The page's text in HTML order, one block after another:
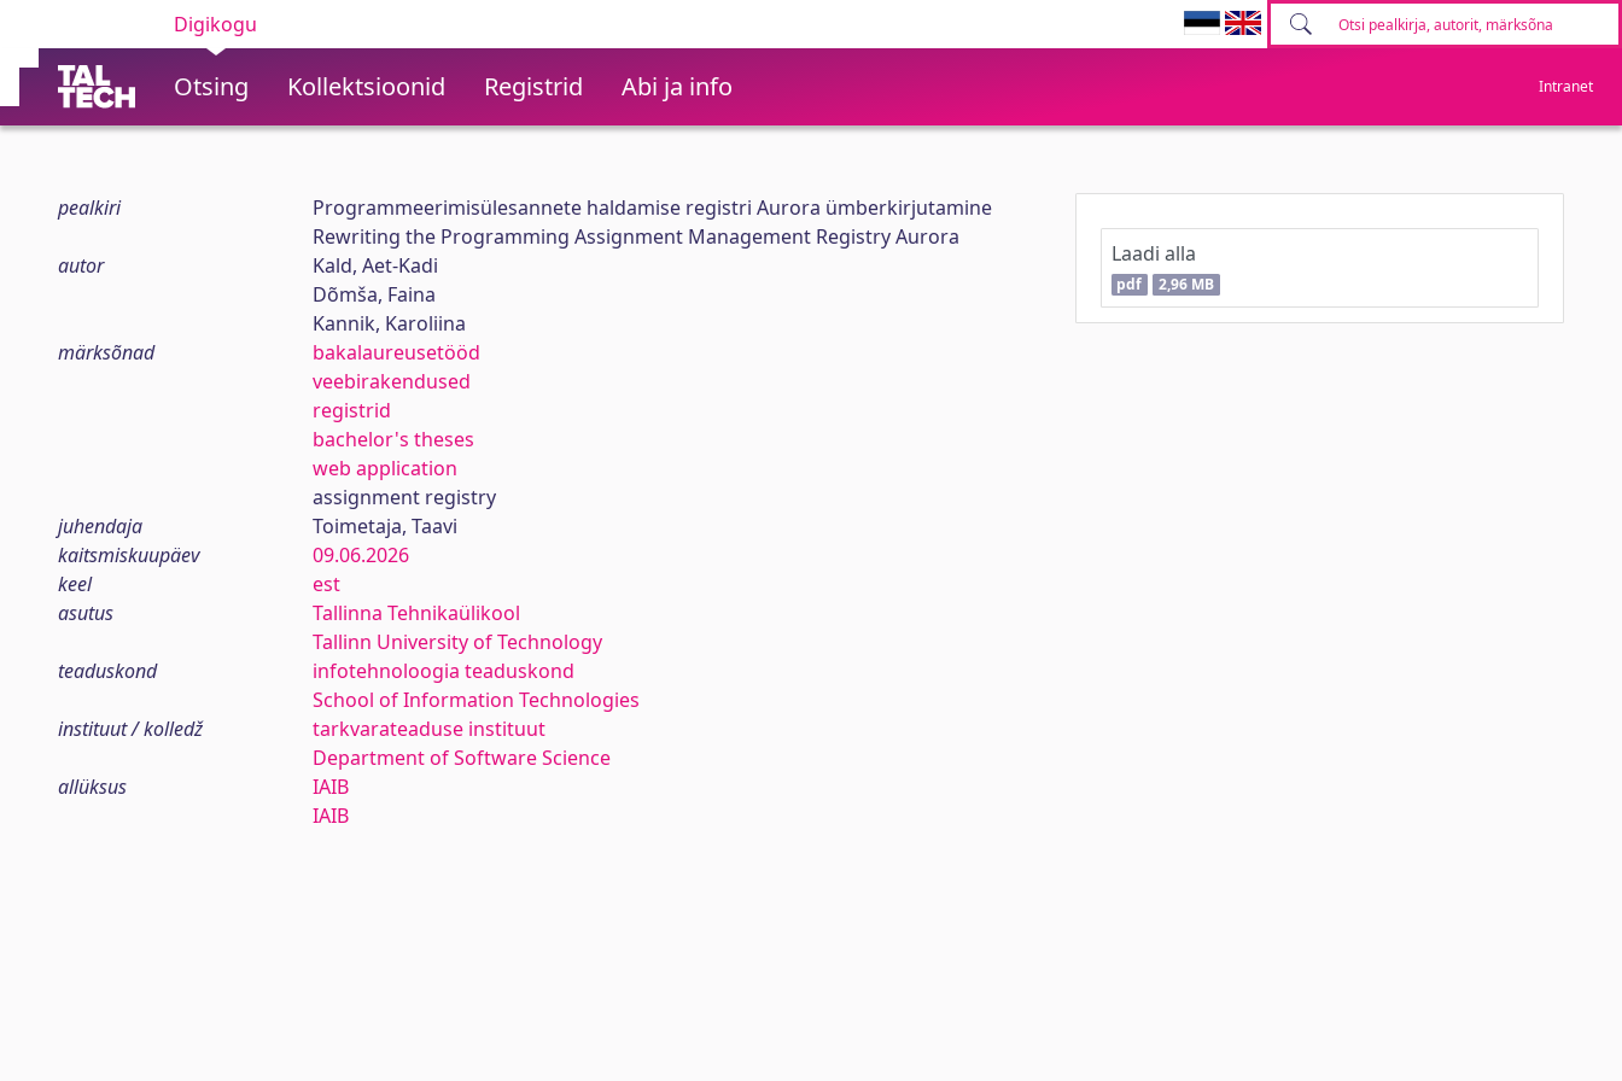
Digikogu
Otsing Kollektsioonid Registrid Abi ja info Intranet
pealkiri
Programmeerimisülesannete haldamise registri Aurora ümberkirjutamine
Rewriting the Programming Assignment Management Registry Aurora
autor
Kald, Aet-Kadi
Dõmša, Faina
Kannik, Karoliina
märksõnad
bakalaureusetööd
veebirakendused
registrid
bachelor's theses
web application
assignment registry
juhendaja
Toimetaja, Taavi
kaitsmiskuupäev
09.06.2026
keel
est
asutus
Tallinna Tehnikaülikool
Tallinn University of Technology
teaduskond
infotehnoloogia teaduskond
School of Information Technologies
instituut / kolledž
tarkvarateaduse instituut
Department of Software Science
allüksus
IAIB
IAIB
Laadi alla
pdf 2,96 MB